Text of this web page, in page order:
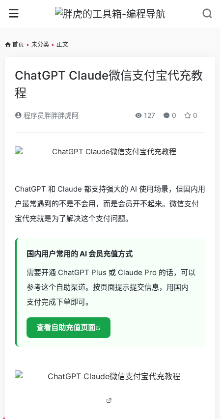
首页 • 未分类 • 正文
ChatGPT Claude微信支付宝代充教
程
程序员胖胖胖虎阿 127 0 0
ChatGPT 和 Claude 都支持强大的 AI 使用场景，但国内用
户最常遇到的不是不会用，而是会员开不起来。微信支付
宝代充就是为了解决这个支付问题。
国内用户常用的 AI 会员充值方式
需要开通 ChatGPT Plus 或 Claude Pro 的话，可以
参考这个自助渠道。按页面提示提交信息，用国内
支付完成下单即可。
查看自助充值页面